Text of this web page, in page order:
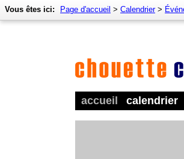
accueil calendrier
Vous êtes ici: Page d'accueil > Calendrier>